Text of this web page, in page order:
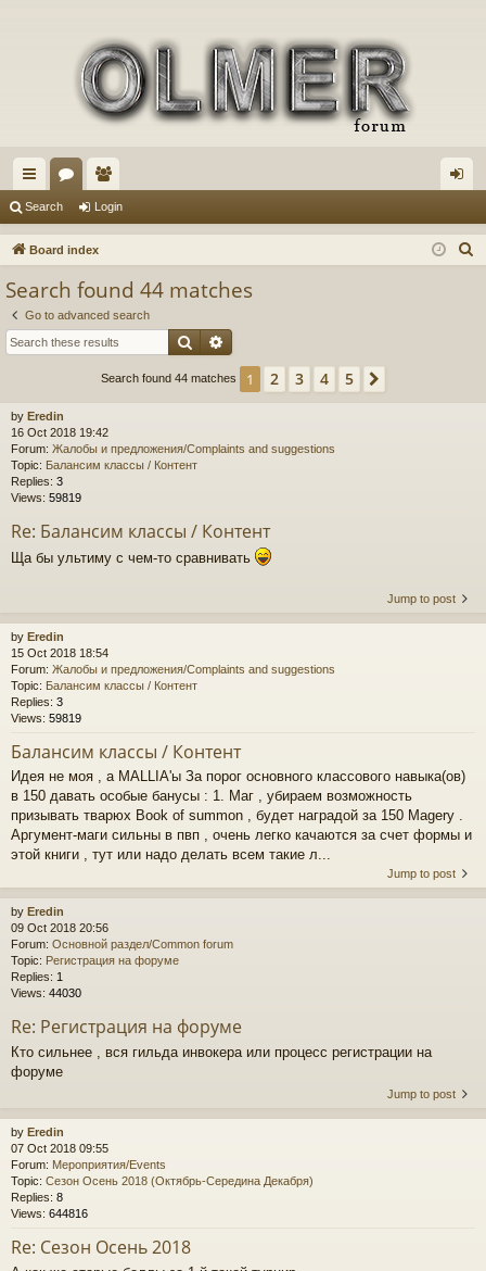
ui
ck
or
u
e
m in
Search Login
Board index
Search found 44 matches
Go to advanced search
Search
Search found 44 matches 1 2 3 4 5
by Eredin
16 Oct 2018 19:42
Forum: Жалобы и предложения/Complaints and suggestions
Topic: Балансим классы / Контент
Replies: 3
Views: 59819
Re: Балансим классы / Контент
Ща бы ультиму с чем-то сравнивать
Jump to post
by Eredin
15 Oct 2018 18:54
Forum: Жалобы и предложения/Complaints and suggestions
Topic: Балансим классы / Контент
Replies: 3
Views: 59819
Балансим классы / Контент
Идея не моя , а MALLIA'ы За порог основного классового навыка(ов)
в 150 давать особые банусы : 1. Маг , убираем возможность
призывать тварюх Book of summon , будет наградой за 150 Magery .
Аргумент-маги сильны в пвп , очень легко качаются за счет формы и
этой книги , тут или надо делать всем такие л...
Jump to post
by Eredin
09 Oct 2018 20:56
Forum: Основной раздел/Common forum
Topic: Регистрация на форуме
Replies: 1
Views: 44030
Re: Регистрация на форуме
Кто сильнее , вся гильда инвокера или процесс регистрации на
форуме
Jump to post
by Eredin
07 Oct 2018 09:55
Forum: Мероприятия/Events
Topic: Сезон Осень 2018 (Октябрь-Середина Декабря)
Replies: 8
Views: 644816
Re: Сезон Осень 2018